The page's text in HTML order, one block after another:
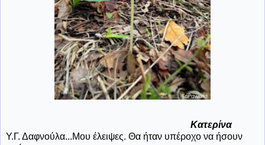
Κατερίνα
Υ.Γ. Δαφνούλα...Μου έλειψες. Θα ήταν υπέροχο να ήσουν